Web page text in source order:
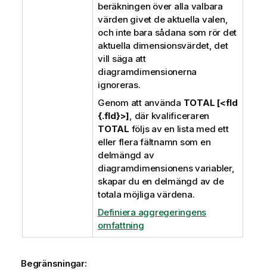
beräkningen över alla valbara
värden givet de aktuella valen,
och inte bara sådana som rör det
aktuella dimensionsvärdet, det
vill säga att
diagramdimensionerna
ignoreras.
Genom att använda TOTAL [<fld
{.fld}>], där kvalificeraren
TOTAL följs av en lista med ett
eller flera fältnamn som en
delmängd av
diagramdimensionens variabler,
skapar du en delmängd av de
totala möjliga värdena.
Definiera aggregeringens
omfattning
Begränsningar: